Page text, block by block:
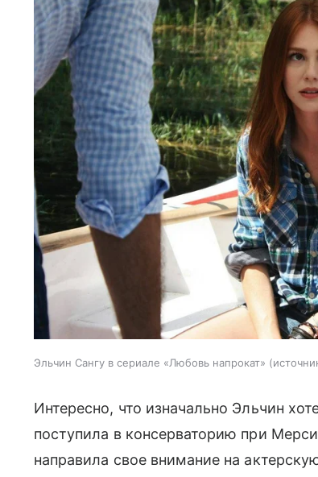
Эльчин Сангу в сериале «Любовь напрокат»
Интересно, что изначально Эльчин
поступила в консерваторию при
направила свое внимание на